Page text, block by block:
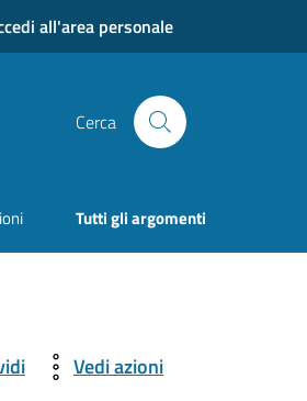
all'area personale
Cerca
Tutti gli argomenti
Vedi azioni